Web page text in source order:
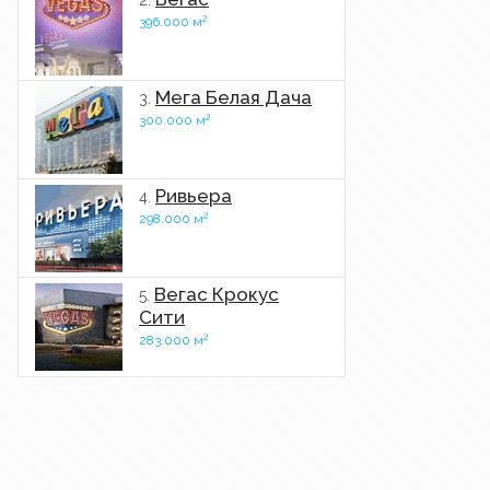
396.000 м2
3. Мега Белая Дача
300.000 м2
4. Ривьера
298.000 м2
5. Вегас Крокус
Сити
283.000 м2